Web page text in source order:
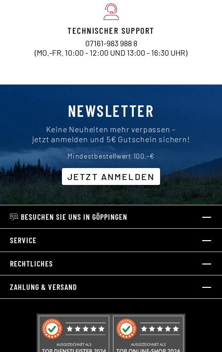
TECHNISCHER SUPPORT
07161-983 988 8
(MO.-FR. 10:00 - 12:00 UND 13:00 - 16:30 UHR)
NEWSLETTER
Keine Neuheiten mehr verpassen –
jetzt anmelden und 5€ Gutschein sichern!
Mindestbestellwert 100,-€
JETZT ANMELDEN
BESUCHEN SIE UNS IN GÖPPINGEN
SERVICE
RECHTLICHES
ZAHLUNG & VERSAND